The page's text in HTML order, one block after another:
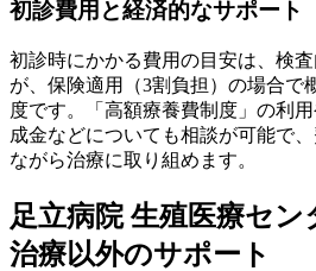
初診費用と経済的なサポート
初診時にかかる費用の目安は、検
が、保険適用（3割負担）の場合で
度です。「高額療養費制度」の利
成金などについても相談が可能で
ながら治療に取り組めます。
足立病院 生殖医療セン
治療以外のサポート